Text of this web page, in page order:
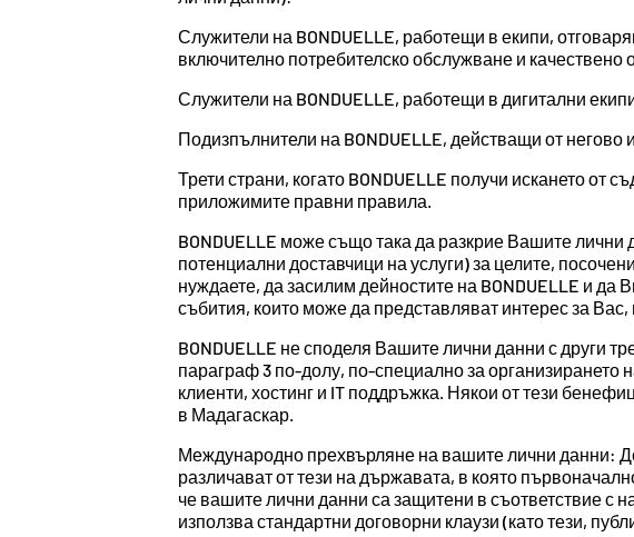
Служители на BONDUELLE, работещи в екипи,
включително потребителско обслужване и качествено
Служители на BONDUELLE, работещи в дигитални
Подизпълнители на BONDUELLE, действащи от
Трети страни, когато BONDUELLE получи искането
приложимите правни правила.
BONDUELLE може също така да разкрие Вашите лични
потенциални доставчици на услуги) за целите,
нуждаете, да засилим дейностите на BONDUELLE и
събития, които може да представляват интерес за
BONDUELLE не споделя Вашите лични данни с други
параграф 3 по-долу, по-специално за организирането
клиенти, хостинг и IT поддръжка. Някои от тези
в Мадагаскар.
Международно прехвърляне на вашите лични данни:
различават от тези на държавата, в която
че вашите лични данни са защитени в съответствие с
използва стандартни договорни клаузи (като тези,